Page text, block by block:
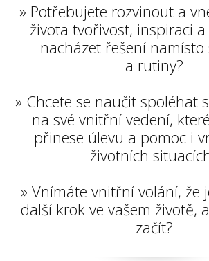
» Potřebujete rozvinout a
života tvořivost, inspiraci
nacházet řešení namísto
a rutiny?
» Chcete se naučit spoléhat
na své vnitřní vedení,
přinese úlevu a pomoc i
životních
» Vnímáte vnitřní volání, že
další krok ve vašem životě,
začít?